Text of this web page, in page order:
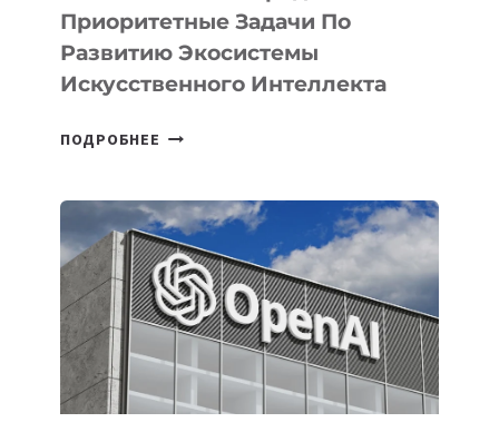
Приоритетные Задачи По
Развитию Экосистемы
Искусственного Интеллекта
ПОДРОБНЕЕ
ПРИОРИТЕТНЫЕ
ЗАДАЧИ
ПО
РАЗВИТИЮ
ЭКОСИСТЕМЫ
ИСКУССТВЕННОГО
ИНТЕЛЛЕКТА